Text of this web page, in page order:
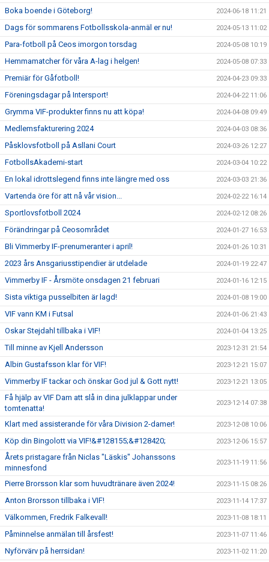
Boka boende i Göteborg! 2024-06-18 11:21
Dags för sommarens Fotbollsskola-anmäl er nu! 2024-05-13 11:02
Para-fotboll på Ceos imorgon torsdag 2024-05-08 10:19
Hemmamatcher för våra A-lag i helgen! 2024-05-08 07:33
Premiär för Gåfotboll! 2024-04-23 09:33
Föreningsdagar på Intersport! 2024-04-22 11:06
Grymma VIF-produkter finns nu att köpa! 2024-04-08 09:49
Medlemsfakturering 2024 2024-04-03 08:36
Påsklovsfotboll på Asllani Court 2024-03-26 12:27
FotbollsAkademi-start 2024-03-04 10:22
En lokal idrottslegend finns inte längre med oss 2024-03-03 21:36
Vartenda öre för att nå vår vision... 2024-02-22 16:14
Sportlovsfotboll 2024 2024-02-12 08:26
Förändringar på Ceosområdet 2024-01-27 16:53
Bli Vimmerby IF-prenumeranter i april! 2024-01-26 10:31
2023 års Ansgariusstipendier är utdelade 2024-01-19 22:47
Vimmerby IF - Årsmöte onsdagen 21 februari 2024-01-16 12:15
Sista viktiga pusselbiten är lagd! 2024-01-08 19:00
VIF vann KM i Futsal 2024-01-06 21:43
Oskar Stejdahl tillbaka i VIF! 2024-01-04 13:25
Till minne av Kjell Andersson 2023-12-31 21:54
Albin Gustafsson klar för VIF! 2023-12-21 15:07
Vimmerby IF tackar och önskar God jul & Gott nytt! 2023-12-21 13:05
Få hjälp av VIF Dam att slå in dina julklappar under
tomtenatta!
2023-12-14 07:38
Klart med assisterande för våra Division 2-damer! 2023-12-08 10:06
Köp din Bingolott via VIF!&#128155;&#128420; 2023-12-06 15:57
Årets pristagare från Niclas "Läskis" Johanssons
minnesfond
2023-11-19 11:56
Pierre Brorsson klar som huvudtränare även 2024! 2023-11-15 08:26
Anton Brorsson tillbaka i VIF! 2023-11-14 17:37
Välkommen, Fredrik Falkevall! 2023-11-08 18:11
Påminnelse anmälan till årsfest! 2023-11-07 11:46
Nyförvärv på herrsidan! 2023-11-02 11:20